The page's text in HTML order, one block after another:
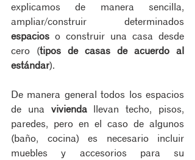
explicamos de manera sencilla,
espacios o construir una casa desde
cero (tipos de casas de acuerdo al
estándar).
De manera general todos los espacios
de una vivienda llevan techo, pisos,
paredes, pero en el caso de algunos
(baño, cocina) es necesario incluir
muebles y accesorios para su